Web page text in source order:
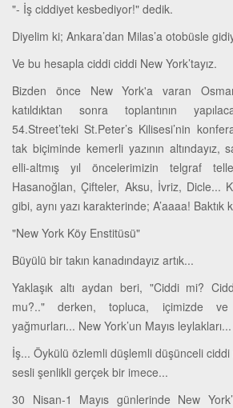
"- İş ciddiyet kesbediyor!" dedik.
Diyelim ki; Ankara’dan Milas’a otobüsle
Ve bu hesapla ciddi ciddi New York’tayız.
Bizden önce New York'a varan
katıldıktan sonra toplantının
54.Street’teki St.Peter’s Kilisesi’nin
tak biçiminde kemerli yazının
elli-altmış yıl öncelerimizin telgraf
Hasanoğlan, Çifteler, Aksu, İvriz, Dicle...
gibi, aynı yazı karakterinde; A’aaaa! Baktık
"New York Köy Enstitüsü"
Büyülü bir takın kanadındayız artık...
Yaklaşık altı aydan beri, "Ciddi mi?
mu?.." derken, topluca, içimizde ve
yağmurları... New York’un Mayıs leylakları...
İş... Öykülü özlemli düşlemli düşünceli
sesli şenlikli gerçek bir imece...
30 Nisan-1 Mayıs günlerinde New